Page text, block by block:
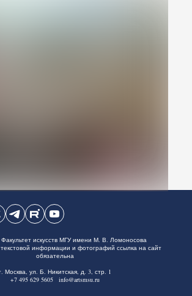
искусств МГУ имени М. В. Ломоносова
информации и фотографий ссылка на сайт
обязательна
Москва, ул. Б. Никитская, д. 3, стр. 1
+7 495 629 5605 info@artsmsu.ru